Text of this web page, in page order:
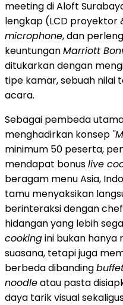
meeting di Aloft
lengkap (LCD proyektor
microphone, dan
keuntunganMarriott
ditukarkan dengan
tipe kamar, sebuah nilai
acara.
Sebagai pembeda
menghadirkan konsep
minimum 50 peserta,
mendapat bonuslive
beragam menu Asia,
tamu menyaksikan
berinteraksi dengan
hidangan yang lebih
cookingini bukan hanya
suasana, tetapi juga
berbeda dibanding
noodleatau pasta
daya tarik visual